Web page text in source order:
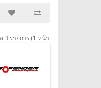
3 รายการ (1 หน้า)